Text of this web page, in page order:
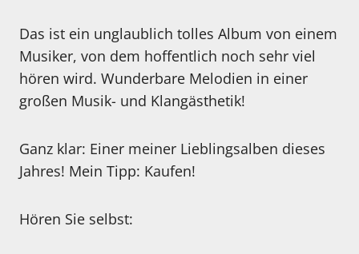
Das ist ein unglaublich tolles Album von einem
Musiker, von dem hoffentlich noch sehr viel
hören wird. Wunderbare Melodien in einer
großen Musik- und Klangästhetik!
Ganz klar: Einer meiner Lieblingsalben dieses
Jahres! Mein Tipp: Kaufen!
Hören Sie selbst: